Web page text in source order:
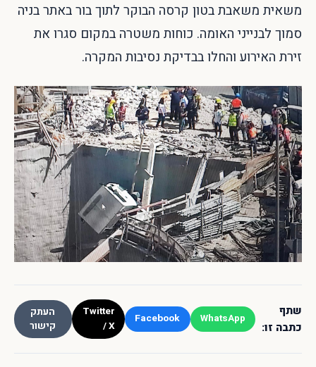
משאית משאבת בטון קרסה הבוקר לתוך בור באתר בניה
סמוך לבנייני האומה. כוחות משטרה במקום סגרו את
זירת האירוע והחלו בבדיקת נסיבות המקרה.
שתף
כתבה זו:
WhatsApp
Facebook
Twitter
/ X
העתק
קישור